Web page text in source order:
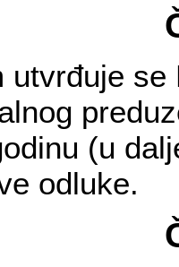
utvrđuje
(u
odluke.